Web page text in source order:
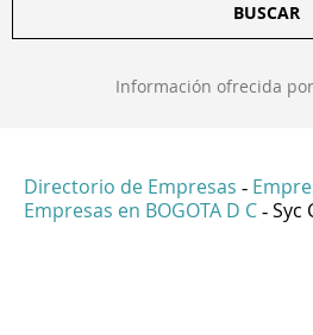
BUSCAR
Información ofrecida
Directorio de Empresas -
Empresas en BOGOTA D C - Syc